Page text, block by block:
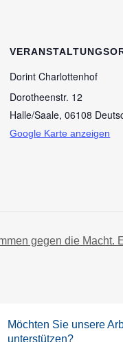
Dorint Charlottenhof
Dorotheenstr. 12
Halle/Saale, 06108
Google Karte anzeigen
gegen die Macht.
Möchten Sie unsere
unterstützen?